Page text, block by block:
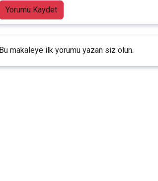
Yorumu Kaydet
Bu makaleye ilk yorumu yazan siz olun.